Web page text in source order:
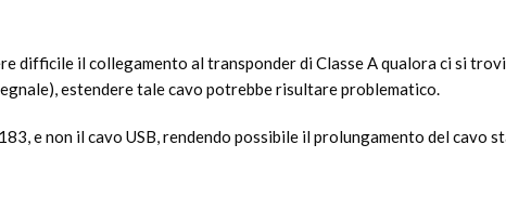
difficile il collegamento al transponder di Classe A qualora ci si
estendere tale cavo potrebbe risultare problematico.
e non il cavo USB, rendendo possibile il prolungamento del cavo